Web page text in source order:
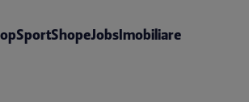
SportShopeJobsImobiliare